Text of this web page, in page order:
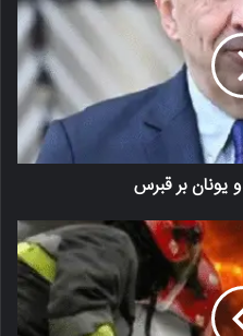
و یونان بر قبرس